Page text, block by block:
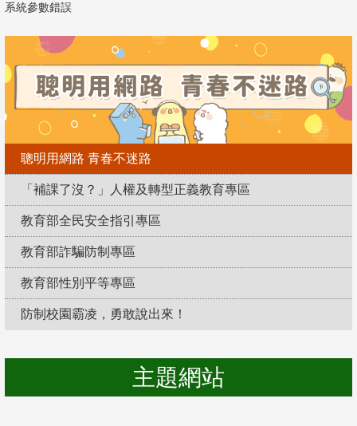
系統參數錯誤
聰明用網路 青春不迷路
「補課了沒？」人權及轉型正義教育專區
教育部全民安全指引專區
教育部詐騙防制專區
教育部性別平等專區
防制校園霸凌，勇敢說出來！
主題網站